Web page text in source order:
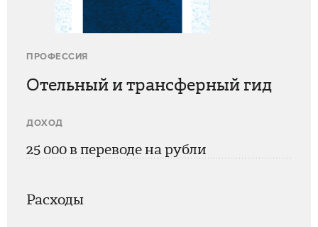
ПРОФЕССИЯ
Отельный и трансферный гид
25 000 в переводе на рубли
Расходы
Кофе